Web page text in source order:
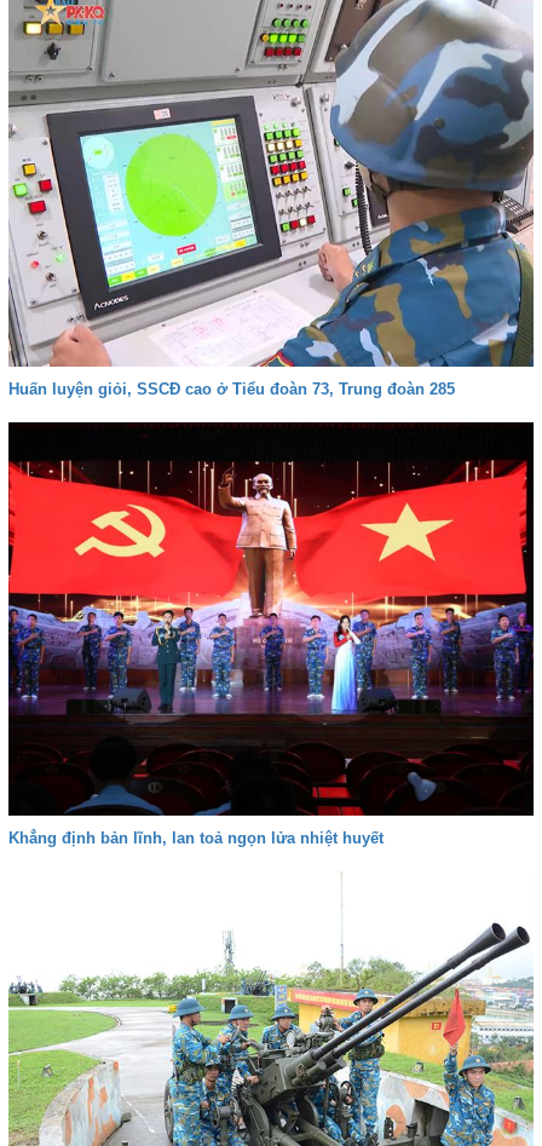
Huấn luyện giỏi, SSCĐ cao ở Tiểu đoàn 73, Trung đoàn 285
Khẳng định bản lĩnh, lan toả ngọn lửa nhiệt huyết